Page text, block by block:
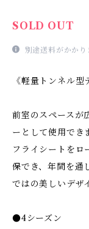
SOLD OUT
別途送料がかかり
《軽量トンネル型
前室のスペースが
ーとして使用でき
フライシートをロ
保でき、年間を通
ではの美しいデザ
●4シーズン